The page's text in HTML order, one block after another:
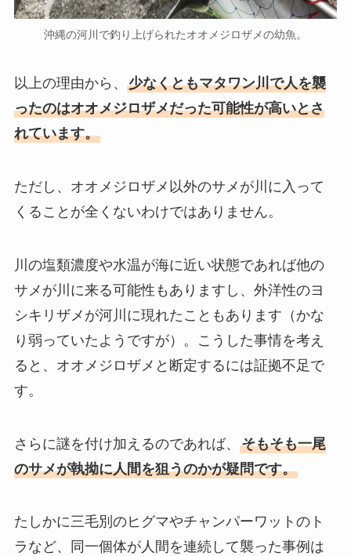
沖縄の河川で釣り上げられたオオメジロザメの幼魚。
以上の理由から、 少なくともマタワン川で人を襲
ったのはオオメジロザメだった可能性が高いとさ
れています。
ただし、オオメジロザメ以外のサメが川に入って
くることが全くないわけではありません。
川の塩類濃度や水温が海に近い状態であれば他の
サメが川に来る可能性もありますし、外洋性のヨ
シキリザメが河川に現れたこともあります（かな
り弱っていたようですが）。こうした事情を考え
ると、オオメジロザメと断定するには証拠不足で
す。
さらに謎を付け加えるのであれば、 そもそも一尾
のサメが執拗に人間を狙うのかが疑問です。
たしかに三毛別のヒグマやチャンパーワットのト
ラなど、同一個体が人間を連続して襲った事例は